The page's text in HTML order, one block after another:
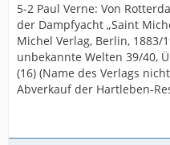
5-2 Paul Verne: Von
der Dampfyacht „Saint
Michel Verlag, Berlin, 1883/
unbekannte Welten 39/40,
(16) (Name des Verlags
Abverkauf der Hartleben-